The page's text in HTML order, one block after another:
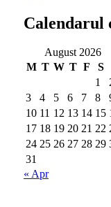
August 2026
M T W T F S
1
3
4 5 6 7 8
10 11 12 13 14 15
17 18 19 20 21 22
24 25 26 27 28 29
31
« Apr